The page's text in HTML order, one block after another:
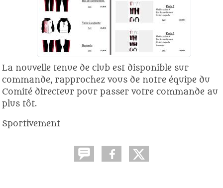
La nouvelle tenue de club est disponible sur
commande, rapprochez vous de notre équipe du
Comité directeur pour passer votre commande au
plus tôt.
Sportivement